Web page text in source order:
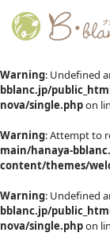
Warning: Undefined
bblanc.jp/
nova/single.phpon
Warning: Attempt to
main/hanaya-
content/themes/
Warning: Undefined
bblanc.jp/
nova/single.phpon